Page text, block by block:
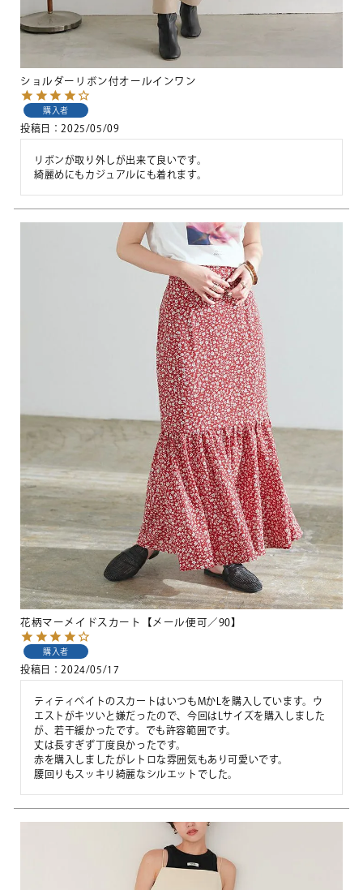
ショルダーリボン付オールインワン
購入者
投稿日 2025/05/09
リボンが取り外しが出来て良いです。
綺麗めにもカジュアルにも着れます。
花柄マーメイドスカート【メール便可／90】
購入者
投稿日 2024/05/17
ティティベイトのスカートはいつもMかLを購入しています。ウ
エストがキツいと嫌だったので、今回はLサイズを購入しました
が、若干緩かったです。でも許容範囲です。
丈は長すぎず丁度良かったです。
赤を購入しましたがレトロな雰囲気もあり可愛いです。
腰回りもスッキリ綺麗なシルエットでした。